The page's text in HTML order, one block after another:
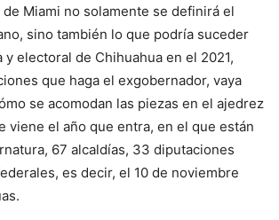
Miami no solamente se definirá el
sino también lo que podría suceder
y electoral de Chihuahua en el 2021,
que haga el exgobernador, vaya
se acomodan las piezas en el ajedrez
viene el año que entra, en el que están
67 alcaldías, 33 diputaciones
es decir, el 10 de noviembre